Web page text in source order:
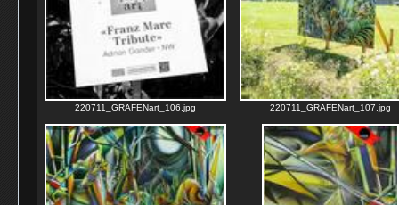
220711_GRAFENart_106.jpg 220711_GRAFENart_107.jpg